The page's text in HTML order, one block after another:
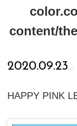
content/
2020.09.23
HAPPY PINK